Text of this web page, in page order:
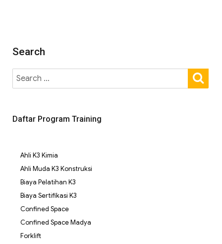
Search
Daftar Program Training
Ahli K3 Kimia
Ahli Muda K3 Konstruksi
Biaya Pelatihan K3
Biaya Sertifikasi K3
Confined Space
Confined Space Madya
Forklift